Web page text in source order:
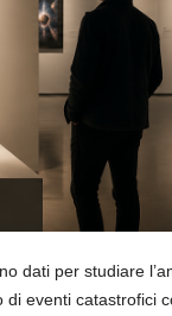
dati per studiare
eventi catastrofici